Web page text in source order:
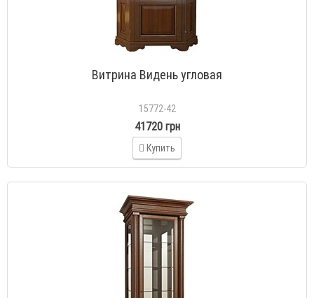
Витрина Видень угловая
15772-42
41720 грн
Купить